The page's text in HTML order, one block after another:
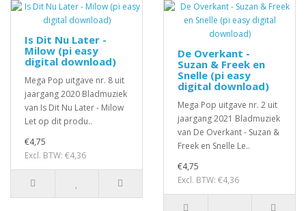
Is Dit Nu Later -
Milow (pi easy
digital download)
Mega Pop uitgave nr. 8 uit
jaargang 2020 Bladmuziek
van Is Dit Nu Later - Milow
Let op dit produ..
€4,75
Excl. BTW: €4,36
De Overkant -
Suzan & Freek en
Snelle (pi easy
digital download)
Mega Pop uitgave nr. 2 uit
jaargang 2021 Bladmuziek
van De Overkant - Suzan &
Freek en Snelle Le..
€4,75
Excl. BTW: €4,36